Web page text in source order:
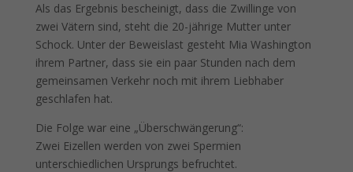
Als das Ergebnis bescheinigt, dass die Zwillinge von
zwei Vätern sind, steht die 20-jährige Mutter unter
Schock. Unter der Beweislast gesteht Mia Washington
ihrem Partner, dass sie ein paar Stunden nach dem
gemeinsamen Verkehr noch mit ihrem Liebhaber
geschlafen hat.
Die Folge war eine „Überschwängerung“:
Zwei Eizellen werden von zwei Spermien
unterschiedlichen Ursprungs befruchtet.